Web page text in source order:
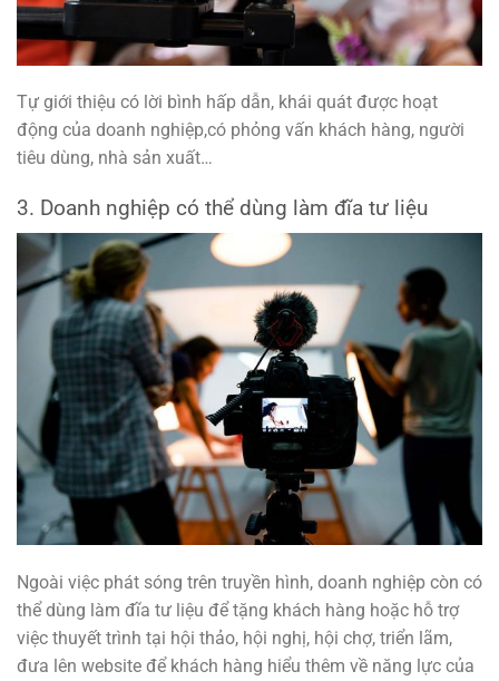
Tự giới thiệu có lời bình hấp dẫn, khái quát được hoạt
động của doanh nghiệp,có phỏng vấn khách hàng, người
tiêu dùng, nhà sản xuất…
3. Doanh nghiệp có thể dùng làm đĩa tư liệu
Ngoài việc phát sóng trên truyền hình, doanh nghiệp còn có
thể dùng làm đĩa tư liệu để tặng khách hàng hoặc hỗ trợ
việc thuyết trình tại hội thảo, hội nghị, hội chợ, triển lãm,
đưa lên website để khách hàng hiểu thêm về năng lực của